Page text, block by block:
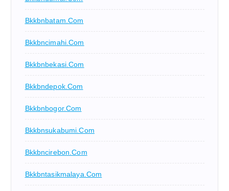
Bkkbnbatam.com
Bkkbncimahi.com
Bkkbnbekasi.com
Bkkbndepok.com
Bkkbnbogor.com
Bkkbnsukabumi.com
Bkkbncirebon.com
Bkkbntasikmalaya.com